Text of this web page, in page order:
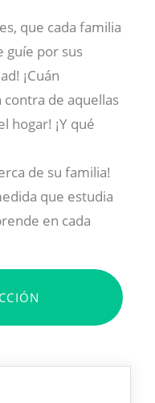
que cada familia
guíe por sus
¡Cuán
de aquellas
hogar! ¡Y qué
de su familia!
que estudia
en cada